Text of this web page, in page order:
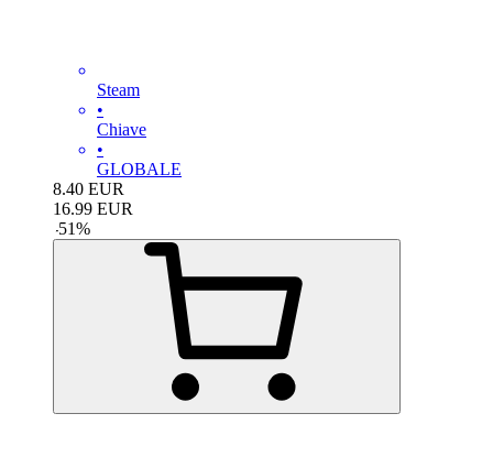
Steam
•
Chiave
•
GLOBALE
8.40 EUR
16.99 EUR
-51%